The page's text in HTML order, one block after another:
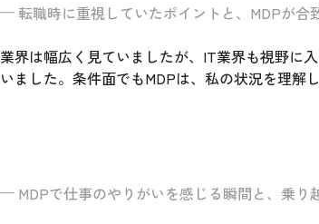
転職時に重視していたポイントと、MDPが合
業界は幅広く見ていましたが、IT業界も視野に
いました。条件面でもMDPは、私の状況を理解
MDPで仕事のやりがいを感じる瞬間と、乗り